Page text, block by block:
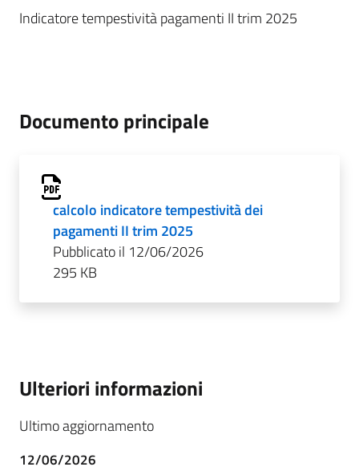
Indicatore tempestività pagamenti II trim 2025
Documento principale
calcolo indicatore tempestività dei
pagamenti II trim 2025
Pubblicato il 12/06/2026
295 KB
Ulteriori informazioni
Ultimo aggiornamento
12/06/2026